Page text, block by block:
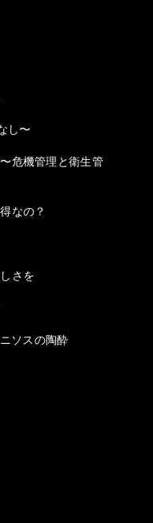
し〜
危機管理と衛生管
なの？
さを
ソスの陶酔